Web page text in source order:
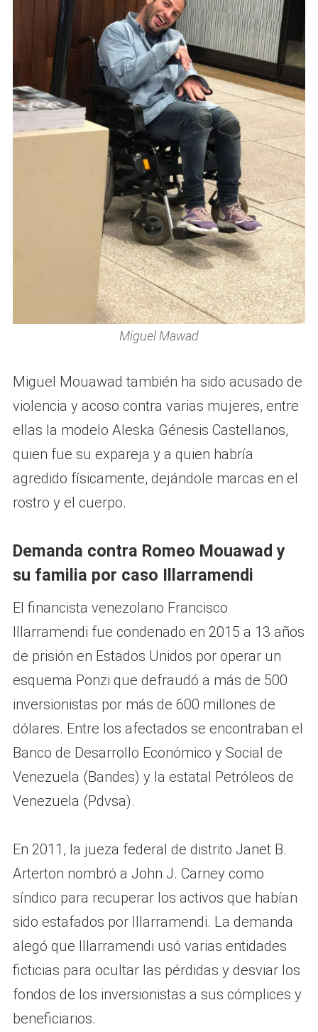
Miguel Mawad
Miguel Mouawad también ha sido acusado de
violencia y acoso contra varias mujeres, entre
ellas la modelo Aleska Génesis Castellanos,
quien fue su expareja y a quien habría
agredido físicamente, dejándole marcas en el
rostro y el cuerpo.
Demanda contra Romeo Mouawad y
su familia por caso Illarramendi
El financista venezolano Francisco
Illarramendi fue condenado en 2015 a 13 años
de prisión en Estados Unidos por operar un
esquema Ponzi que defraudó a más de 500
inversionistas por más de 600 millones de
dólares. Entre los afectados se encontraban el
Banco de Desarrollo Económico y Social de
Venezuela (Bandes) y la estatal Petróleos de
Venezuela (Pdvsa).
En 2011, la jueza federal de distrito Janet B.
Arterton nombró a John J. Carney como
síndico para recuperar los activos que habían
sido estafados por Illarramendi. La demanda
alegó que Illarramendi usó varias entidades
ficticias para ocultar las pérdidas y desviar los
fondos de los inversionistas a sus cómplices y
beneficiarios.